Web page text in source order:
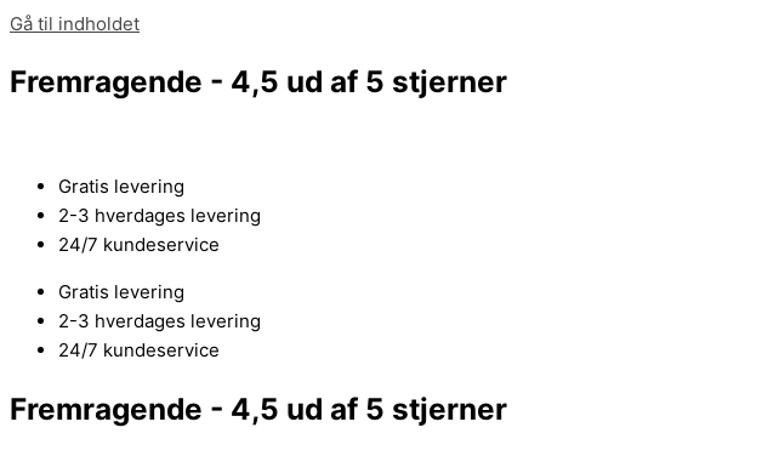
Gå til indholdet
Fremragende - 4,5 ud af 5 stjerner
Gratis levering
2-3 hverdages levering
24/7 kundeservice
Gratis levering
2-3 hverdages levering
24/7 kundeservice
Fremragende - 4,5 ud af 5 stjerner